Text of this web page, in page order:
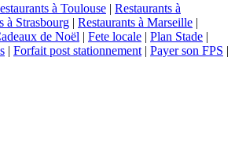
à Toulouse | Restaurants à
à Strasbourg | Restaurants à Marseille |
de Noël | Fete locale | Plan Stade |
| Forfait post stationnement | Payer son FPS |